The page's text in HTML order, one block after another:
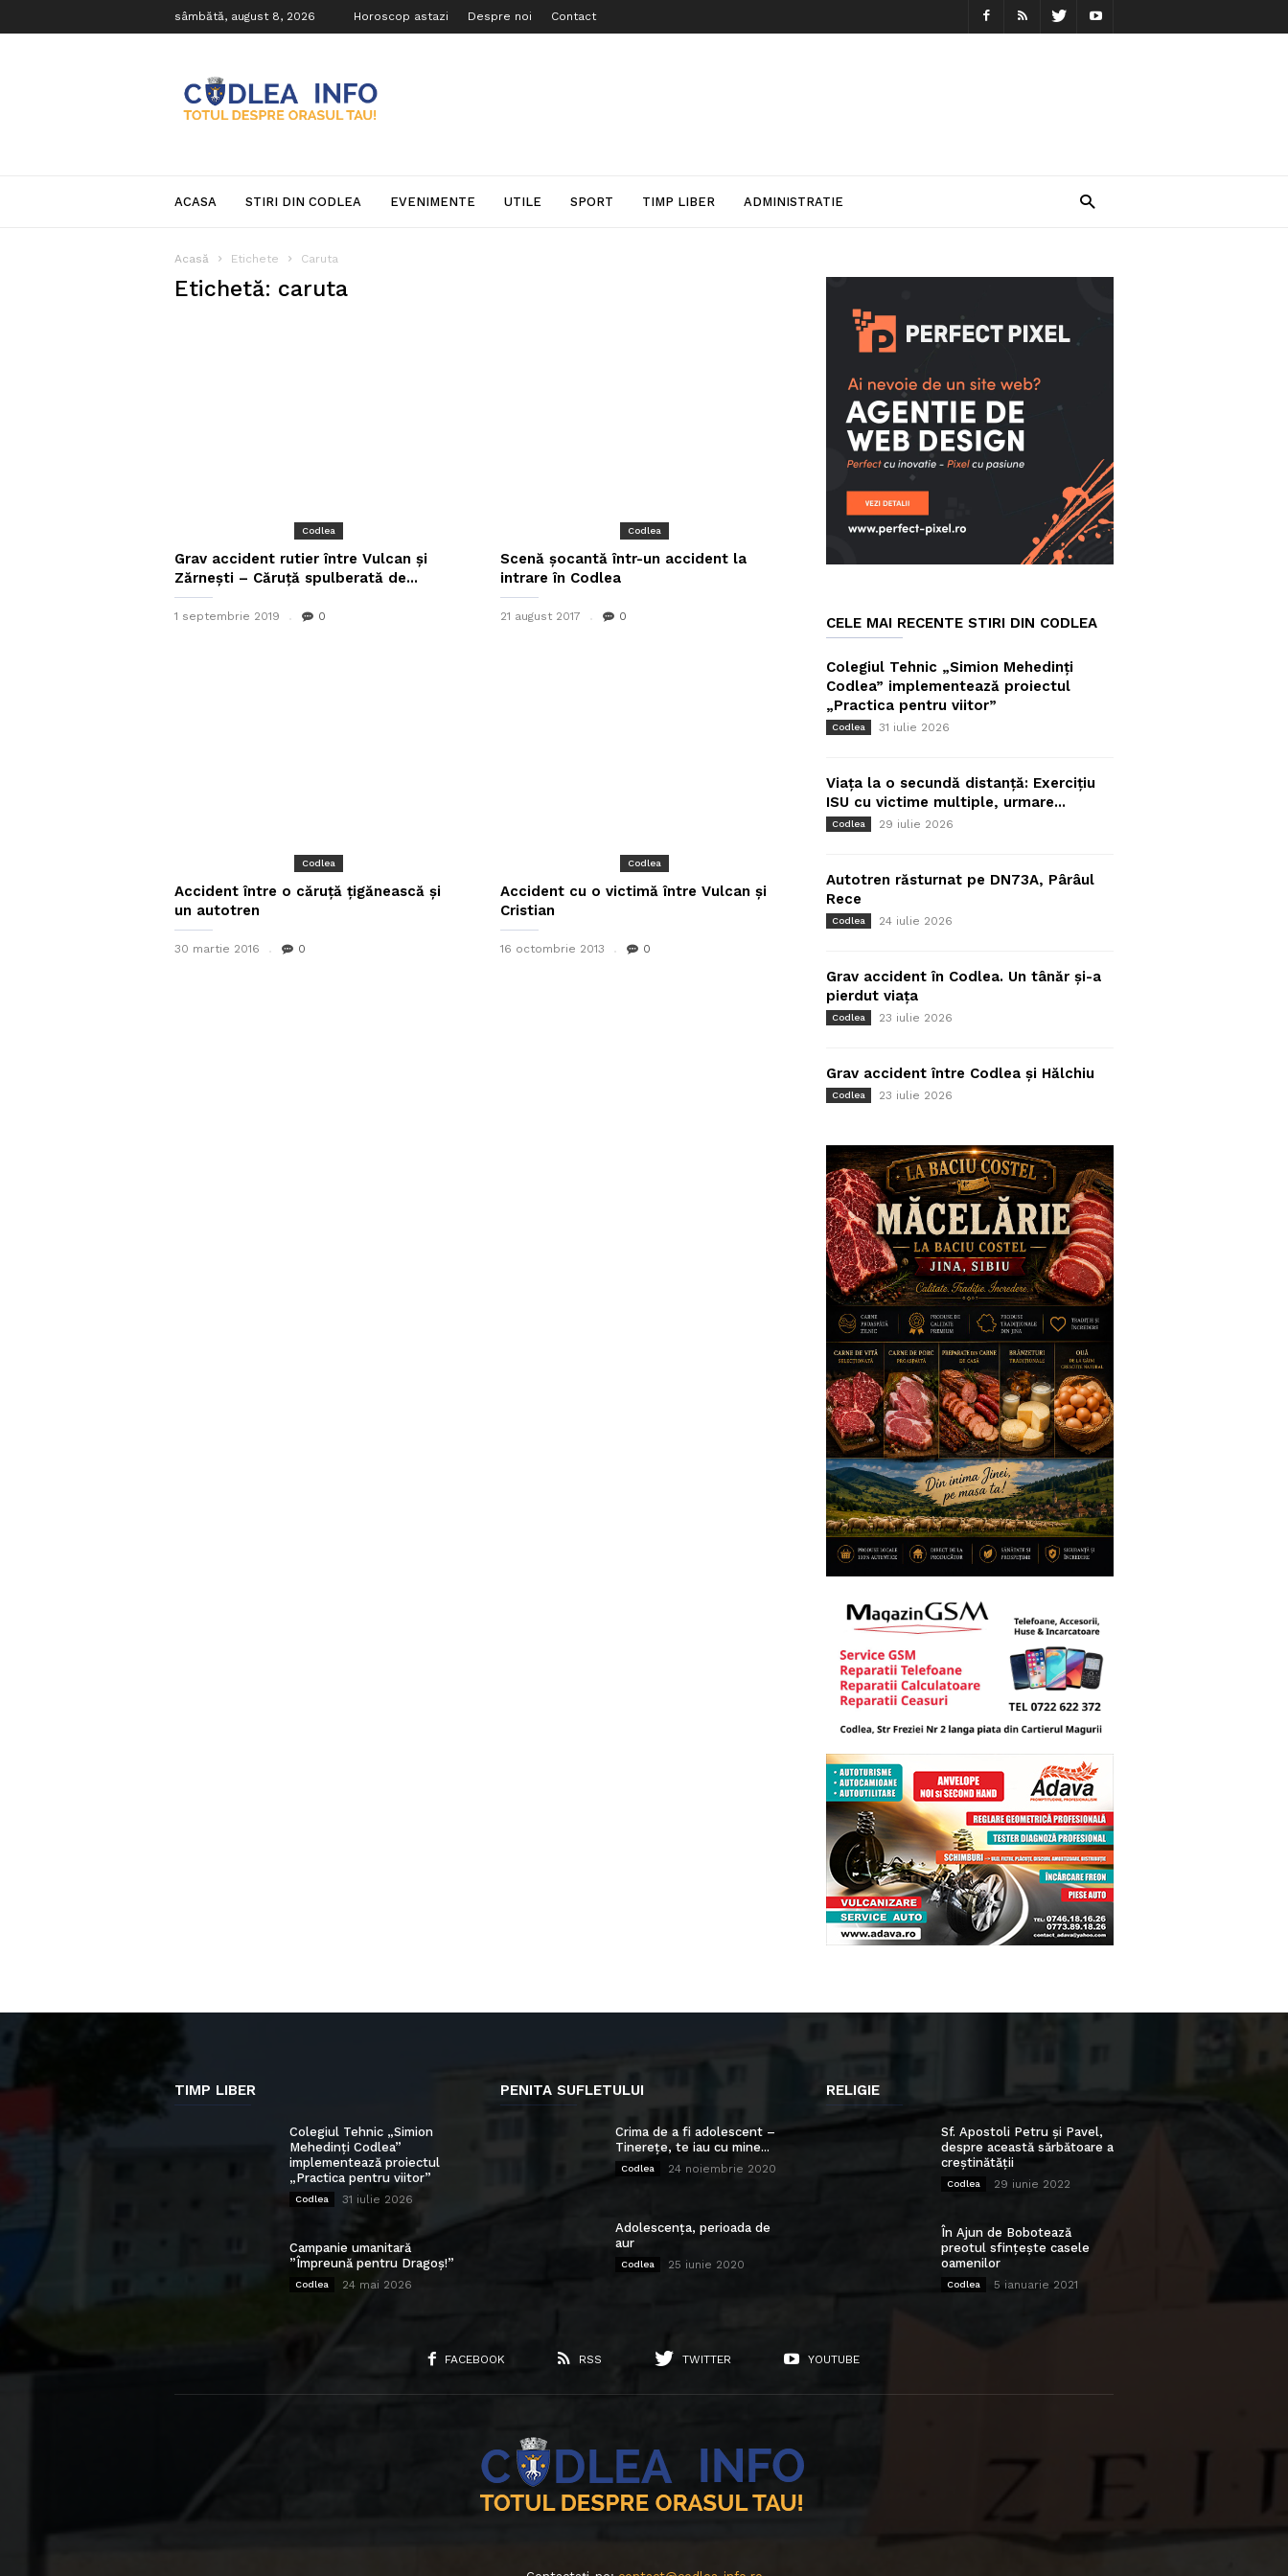
sâmbătă, august 8, 2026 Horoscop astazi Despre noi Contact
Info
ACASA STIRI DIN CODLEA EVENIMENTE UTILE SPORT TIMP LIBER ADMINISTRATIE
Acasă Etichete Caruta
Etichetă: caruta
Codlea
Grav accident rutier între Vulcan și
Zărnești – Căruță spulberată de...
1 septembrie 2019 0
Codlea
Scenă șocantă într-un accident la
intrare în Codlea
21 august 2017 0
Codlea
Accident între o căruță țigănească și
un autotren
30 martie 2016 0
Codlea
Accident cu o victimă între Vulcan și
Cristian
16 octombrie 2013 0
CELE MAI RECENTE STIRI DIN CODLEA
Colegiul Tehnic „Simion Mehedinți
Codlea” implementează proiectul
„Practica pentru viitor”
Codlea 31 iulie 2026
Viața la o secundă distanță: Exercițiu
ISU cu victime multiple, urmare...
Codlea 29 iulie 2026
Autotren răsturnat pe DN73A, Pârâul
Rece
Codlea 24 iulie 2026
Grav accident în Codlea. Un tânăr și-a
pierdut viața
Codlea 23 iulie 2026
Grav accident între Codlea și Hălchiu
Codlea 23 iulie 2026
TIMP LIBER
Colegiul Tehnic „Simion
Mehedinți Codlea”
implementează proiectul
„Practica pentru viitor”
Codlea 31 iulie 2026
Campanie umanitară
”Împreună pentru Dragoș!”
Codlea 24 mai 2026
PENITA SUFLETULUI
Crima de a fi adolescent –
Tinerețe, te iau cu mine...
Codlea 24 noiembrie 2020
Adolescența, perioada de
aur
Codlea 25 iunie 2020
RELIGIE
Sf. Apostoli Petru și Pavel,
despre această sărbătoare a
creștinătății
Codlea 29 iunie 2022
În Ajun de Bobotează
preotul sfințește casele
oamenilor
Codlea 5 ianuarie 2021
FACEBOOK RSS TWITTER YOUTUBE